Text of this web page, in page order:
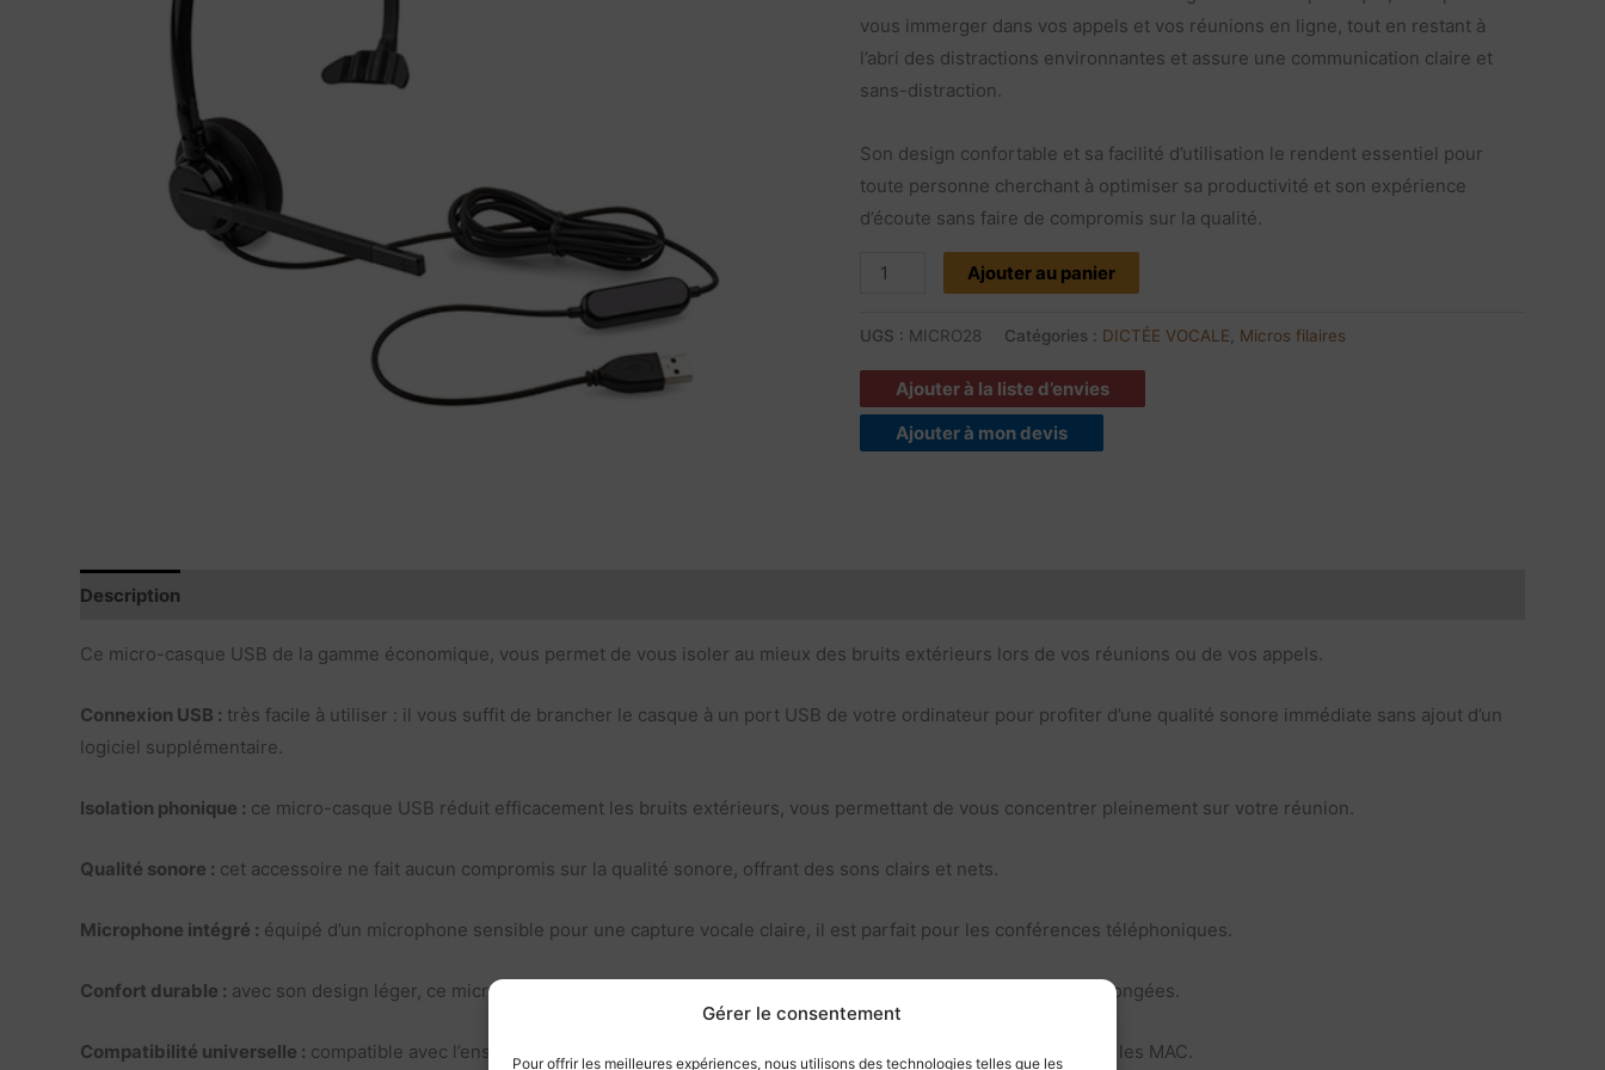
Gérer le consentement
Pour offrir les meilleures expériences, nous utilisons des technologies telles que les
vous immerger dans vos appels et vos réunions en ligne, tout en restant à
l’abri des distractions environnantes et assure une communication claire et
sans-distraction.
Son design confortable et sa facilité d’utilisation le rendent essentiel pour
toute personne cherchant à optimiser sa productivité et son expérience
d’écoute sans faire de compromis sur la qualité.
Ajouter au panier
UGS : MICRO28 Catégories : DICTÉE VOCALE Micros filaires
Ajouter à la liste d’envies
Ajouter à mon devis
Description
Ce micro-casque USB de la gamme économique, vous permet de vous isoler au mieux des bruits extérieurs lors de vos réunions ou de vos appels.
Connexion USB : très facile à utiliser : il vous suffit de brancher le casque à un port USB de votre ordinateur pour profiter d’une qualité sonore immédiate sans ajout d’un
logiciel supplémentaire.
Isolation phonique : ce micro-casque USB réduit efficacement les bruits extérieurs, vous permettant de vous concentrer pleinement sur votre réunion.
Qualité sonore : cet accessoire ne fait aucun compromis sur la qualité sonore, offrant des sons clairs et nets.
Microphone intégré : équipé d’un microphone sensible pour une capture vocale claire, il est parfait pour les conférences téléphoniques.
Confort durable : avec son design léger, ce micro-casque est conçu pour un port confortable même lors d’utilisations prolongées.
Compatibilité universelle : compatible avec l’ensemble des dispositifs supportant une connexion USB, y compris les PC et les MAC.